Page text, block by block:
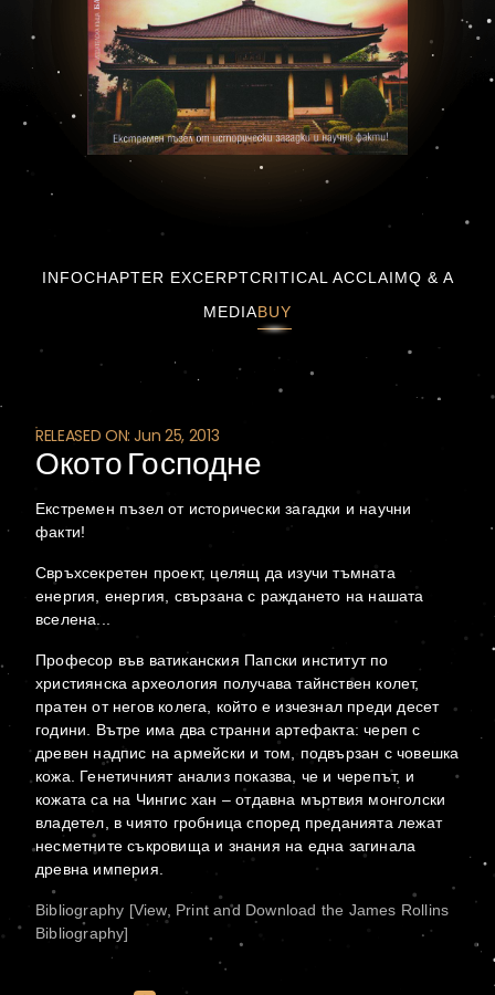
INFOCHAPTER EXCERPTCRITICAL ACCLAIMQ & A
MEDIABUY
RELEASED ON: Jun 25, 2013
Окото Господне
Екстремен пъзел от исторически загадки и научни
факти!
Свръхсекретен проект, целящ да изучи тъмната
енергия, енергия, свързана с раждането на нашата
вселена...
Професор във ватиканския Папски институт по
християнска археология получава тайнствен колет,
пратен от негов колега, който е изчезнал преди десет
години. Вътре има два странни артефакта: череп с
древен надпис на армейски и том, подвързан с човешка
кожа. Генетичният анализ показва, че и черепът, и
кожата са на Чингис хан – отдавна мъртвия монголски
владетел, в чиято гробница според преданията лежат
несметните съкровища и знания на една загинала
древна империя.
Bibliography [View, Print and Download the James Rollins
Bibliography]